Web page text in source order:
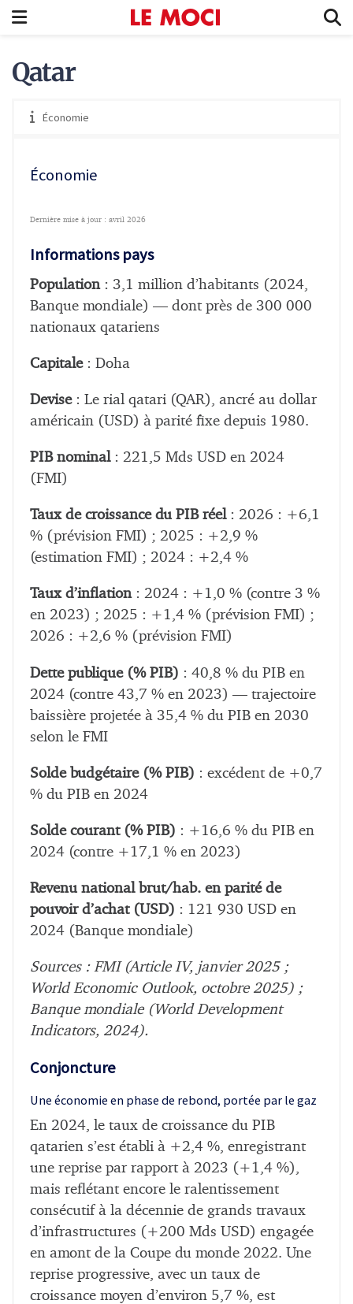
Qatar
Économie
Économie
Dernière mise à jour : avril 2026
Informations pays
Population: 3,1 million d’habitants (2024,
Banque mondiale) — dont près de 300 000
nationaux qatariens
Capitale: Doha
Devise: Le rial qatari (QAR), ancré au dollar
américain (USD) à parité fixe depuis 1980.
PIB nominal: 221,5 Mds USD en 2024
(FMI)
Taux de croissance du PIB réel: 2026 : +6,1
% (prévision FMI) ; 2025 : +2,9 %
(estimation FMI) ; 2024 : +2,4 %
Taux d’inflation: 2024 : +1,0 % (contre 3 %
en 2023) ; 2025 : +1,4 % (prévision FMI) ;
2026 : +2,6 % (prévision FMI)
Dette publique (% PIB) : 40,8 % du PIB en
2024 (contre 43,7 % en 2023) — trajectoire
baissière projetée à 35,4 % du PIB en 2030
selon le FMI
Solde budgétaire (% PIB) : excédent de +0,7
% du PIB en 2024
Solde courant (% PIB) : +16,6 % du PIB en
2024 (contre +17,1 % en 2023)
Revenu national brut/hab. en parité de
pouvoir d’achat (USD) : 121 930 USD en
2024 (Banque mondiale)
Sources : FMI (Article IV, janvier 2025 ;
World Economic Outlook, octobre 2025) ;
Banque mondiale (World Development
Indicators, 2024).
Conjoncture
Une économie en phase de rebond, portée par le gaz
En 2024, le taux de croissance du PIB
qatarien s’est établi à +2,4 %, enregistrant
une reprise par rapport à 2023 (+1,4 %),
mais reflétant encore le ralentissement
consécutif à la décennie de grands travaux
d’infrastructures (+200 Mds USD) engagée
en amont de la Coupe du monde 2022. Une
reprise progressive, avec un taux de
croissance moyen d’environ 5,7 %, est